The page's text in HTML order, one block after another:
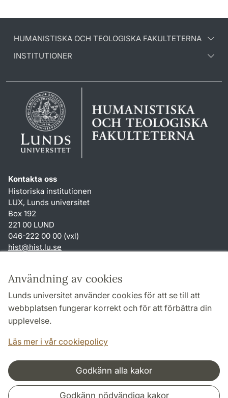
Användning av cookies
Lunds universitet använder cookies för att se till att
webbplatsen fungerar korrekt och för att förbättra din
upplevelse.
Läs mer i vår cookiepolicy
Godkänn alla kakor
Godkänn nödvändiga kakor
HUMANISTISKA OCH TEOLOGISKA FAKULTETERNA
INSTITUTIONER
Kontakta oss
Historiska institutionen
LUX, Lunds universitet
Box 192
221 00 LUND
046-222 00 00 (vxl)
hist@hist.lu.se
Genvägar
Om webbplatsen och cookies
Behandling av personuppgifter
Tillgänglighetsredogörelse
Samarbeten och nätverk